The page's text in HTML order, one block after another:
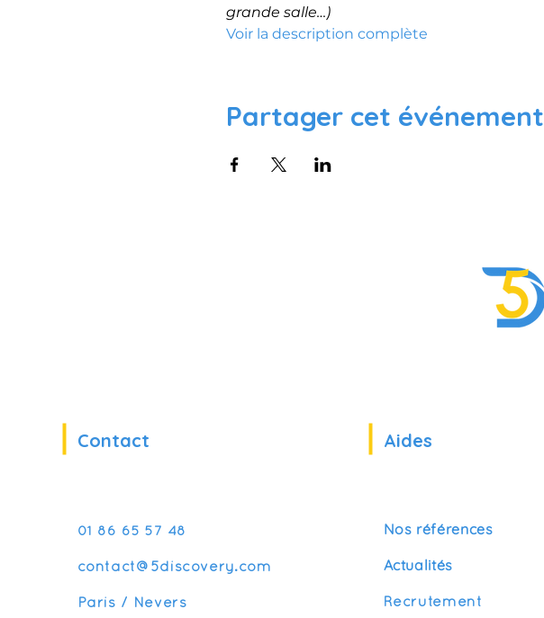
grande salle…)
Voir la description complète
Partager cet événement
Contact
01 86 65 57 48
contact@5discovery.com
Paris / Nevers
Aides
Nos références
Actualités
Recrutement